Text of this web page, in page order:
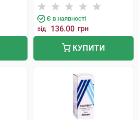
Тідж
Є в наявності
від 136.00 грн
КУПИТИ